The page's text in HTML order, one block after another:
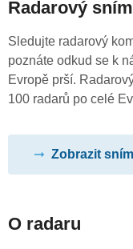
Radarový
Sledujte radarový
poznáte odkud se k
Evropě prší.
100 radarů po celé
Zobrazit
O radaru